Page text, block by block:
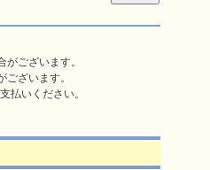
ございます。
ざいます。
払いください。